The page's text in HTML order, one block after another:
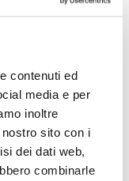
contenuti ed
media e per
inoltre
sito con i
dei dati web,
combinarle